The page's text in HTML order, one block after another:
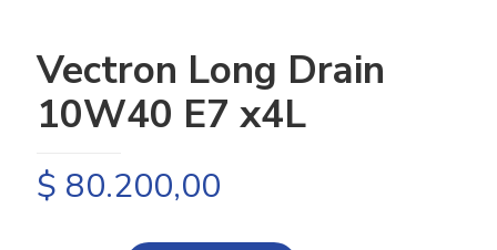
Vectron Long Drain
10W40 E7 x4L
$ 80.200,00